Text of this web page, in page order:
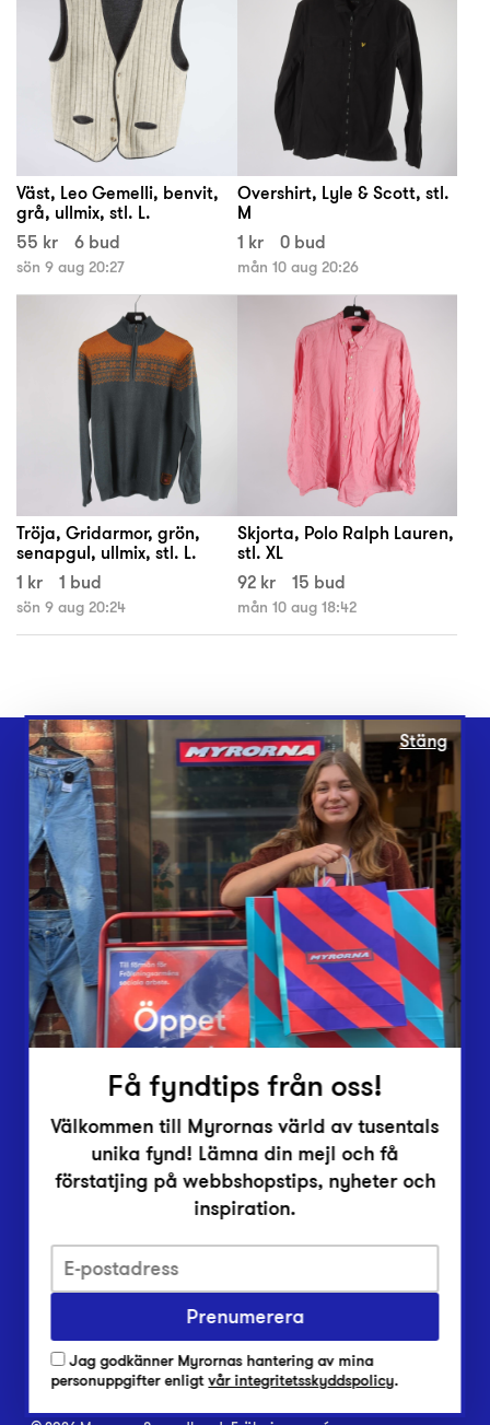
Väst, Leo Gemelli, benvit,
grå, ullmix, stl. L.
55 kr
6 bud
sön 9 aug 20:27
Overshirt, Lyle & Scott, stl.
M
1 kr
0 bud
mån 10 aug 20:26
Tröja, Gridarmor, grön,
senapgul, ullmix, stl. L.
1 kr
1 bud
sön 9 aug 20:24
Skjorta, Polo Ralph Lauren,
stl. XL
92 kr
15 bud
mån 10 aug 18:42
Webbshop
Butiker
Lämna in
Vårt överskott
Inlämningsplatser
Om Myrorna
Lediga jobb
Pressrum
Integritetsskyddspolicy
Har du frågor om onlineköp, leverans eller retur?
Har du frågor om vår verksamhet?
Vanliga frågor om Myrorna
Stäng
Få fyndtips från oss!
Välkommen till Myrornas värld av tusentals
unika fynd! Lämna din mejl och få
förstatjing på webbshopstips, nyheter och
inspiration.
Prenumerera
Jag godkänner Myrornas hantering av mina
personuppgifter enligtvår integritetsskyddspolicy.